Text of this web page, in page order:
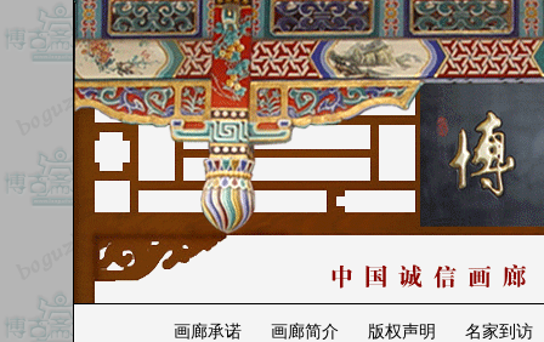
画廊承诺 画廊简介 版权声明
名家到访